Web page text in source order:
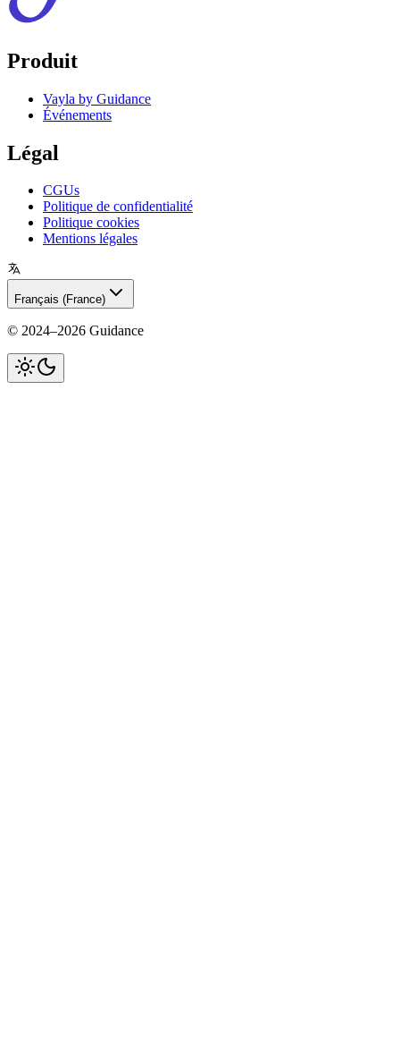
Produit
Vayla by Guidance
Événements
Légal
CGUs
Politique de confidentialité
Politique cookies
Mentions légales
Français (France)
© 2024–2026 Guidance